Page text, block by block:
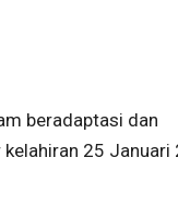
beradaptasi dan
kelahiran 25 Januari